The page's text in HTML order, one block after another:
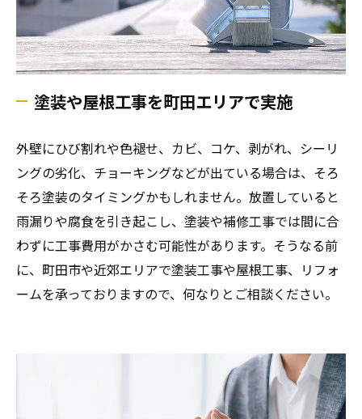
塗装や屋根工事を町田エリアで実施
外壁にひび割れや色褪せ、カビ、コケ、剥がれ、シーリ
ングの劣化、チョーキングなどが出ている場合は、そろ
そろ塗装のタイミングかもしれません。放置していると
雨漏りや腐食を引き起こし、塗装や補修工事では間に合
わずに工事費用がかさむ可能性があります。そうなる前
に、町田市や近郊エリアで塗装工事や屋根工事、リフォ
ームを承っておりますので、何なりとご相談ください。